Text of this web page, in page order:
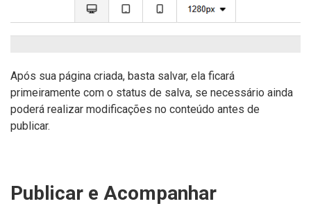
Após sua página criada, basta salvar, ela ficará
primeiramente com o status de salva, se necessário ainda
poderá realizar modificações no conteúdo antes de
publicar.
Publicar e Acompanhar